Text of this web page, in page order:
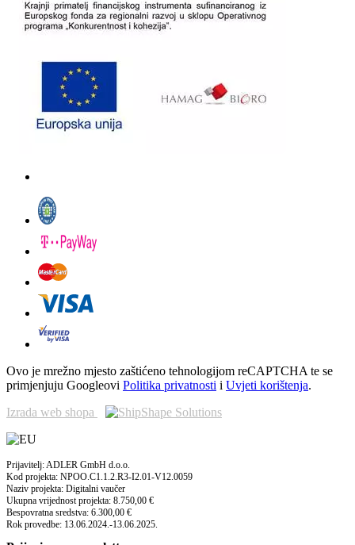
Ovo je mrežno mjesto zaštićeno tehnologijom reCAPTCHA te se
primjenjuju Googleovi Politika privatnosti i Uvjeti korištenja.
Izrada web shopa
Prijavitelj: ADLER GmbH d.o.o.
Kod projekta: NPOO.C1.1.2.R3-I2.01-V12.0059
Naziv projekta: Digitalni vaučer
Ukupna vrijednost projekta: 8.750,00 €
Bespovratna sredstva: 6.300,00 €
Rok provedbe: 13.06.2024.-13.06.2025.